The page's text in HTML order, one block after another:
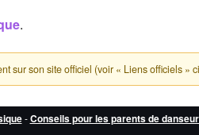
.
sur son site officiel (voir « Liens officiels »
-Conseils pour les parents de